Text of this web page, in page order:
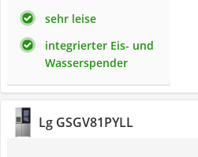
sehr leise
integrierter Eis- und
Wasserspender
Lg GSGV81PYLL